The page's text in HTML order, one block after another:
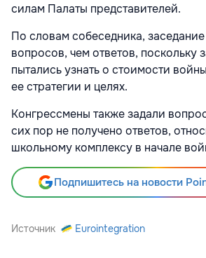
силам Палаты представителей.
По словам собеседника,
вопросов, чем ответов, поскольку
пытались узнать о стоимости
ее стратегии и целях.
Конгрессмены также задали
сих пор не получено ответов,
школьному комплексу в начале
Подпишитесь на новости
Источник Eurointegration